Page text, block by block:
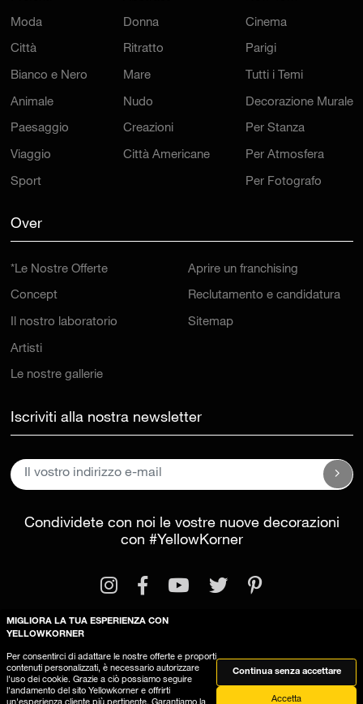
Moda
Città
Bianco e Nero
Animale
Paesaggio
Viaggio
Sport
Donna
Ritratto
Mare
Nudo
Creazioni
Città Americane
Cinema
Parigi
Tutti i Temi
Decorazione Murale
Per Stanza
Per Atmosfera
Per Fotografo
Over
*Le Nostre Offerte
Concept
Il nostro laboratorio
Artisti
Le nostre gallerie
Aprire un franchising
Reclutamento e candidatura
Sitemap
Iscriviti alla nostra newsletter
Condividete con noi le vostre nuove decorazioni
con #YellowKorner
Informazioni legaliCondizioni generali di vendita
Questo sito utilizza dei cookies
MIGLIORA LA TUA ESPERIENZA CON
YELLOWKORNER
Per consentirci di adattare le nostre offerte e proporti
contenuti personalizzati, è necessario autorizzare
l'uso dei cookie. Grazie a ciò possiamo seguire
l'andamento del sito Yellowkorner e offrirti
Continua senza accettare
Accetta